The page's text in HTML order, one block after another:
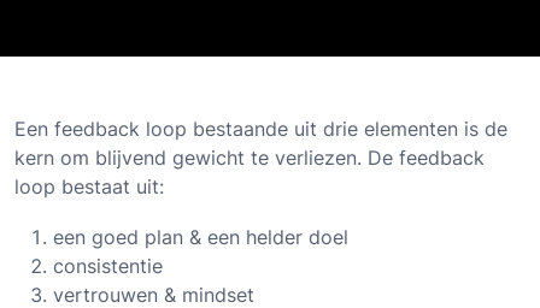
Een feedback loop bestaande uit drie elementen is de
kern om blijvend gewicht te verliezen. De feedback
loop bestaat uit:
een goed plan & een helder doel
consistentie
vertrouwen & mindset